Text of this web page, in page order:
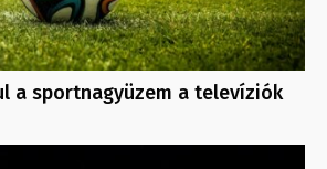
a sportnagyüzem a televíziók